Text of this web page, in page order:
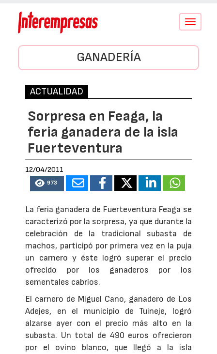
Conmutar
GANADERÍA
ACTUALIDAD
Sorpresa en Feaga, la
feria ganadera de la isla
Fuerteventura
12/04/2011
973
La feria ganadera de Fuerteventura Feaga se
caracterizó por la sorpresa, ya que durante la
celebración de la tradicional subasta de
machos, participó por primera vez en la puja
un carnero y éste logró superar el precio
ofrecido por los ganaderos por los
sementales cabríos.
El carnero de Miguel Cano, ganadero de Los
Adejes, en el municipio de Tuineje, logró
alzarse ayer con el precio más alto en la
subasta. Un total de 490 euros ofrecieron
por el ovino blanco, que llegó a la isla